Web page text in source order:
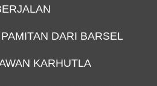
DARI BARSEL
KARHUTLA